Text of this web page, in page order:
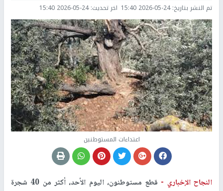
تم النشر بتاريخ:2026-05-24 15:40 اخر تحديث:2026-05-24 15:40
اعتداءات المستوطنين
النجاح الإخباري -
قطع مستوطنون، اليوم الأحد، أكثر من 40 شجرة